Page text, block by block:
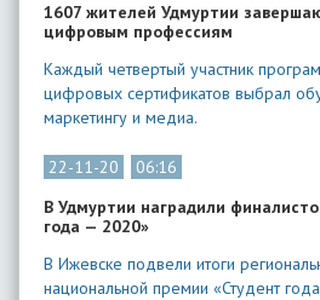
1607 жителей Удмуртии
цифровым профессиям
Каждый четвертый участник
цифровых сертификатов выбрал
маркетингу и медиа.
22-11-20
06:16
В Удмуртии наградили
года — 2020»
В Ижевске подвели итоги
национальной премии «Студент